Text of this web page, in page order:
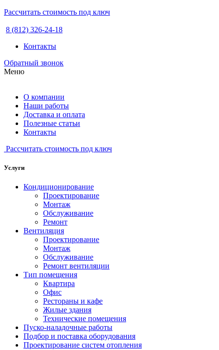
Рассчитать стоимость под ключ
8 (812) 326-24-18
Контакты
Обратный звонок
Меню
О компании
Наши работы
Доставка и оплата
Полезные статьи
Контакты
Рассчитать стоимость под ключ
Услуги
Кондиционирование
Проектирование
Монтаж
Обслуживание
Ремонт
Вентиляция
Проектирование
Монтаж
Обслуживание
Ремонт вентиляции
Тип помещения
Квартира
Офис
Рестораны и кафе
Жилые здания
Технические помещения
Пуско-наладочные работы
Подбор и поставка оборудования
Проектирование систем отопления